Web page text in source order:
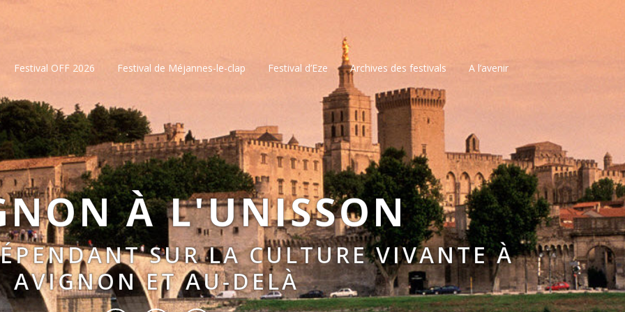
Festival OFF 2026 Festival de Méjannes-le-clap Festival d’Eze Archives des festivals A l’avenir
À L'UNISSON
SUR LA CULTURE VIVANTE À
AVIGNON ET AU-DELÀ